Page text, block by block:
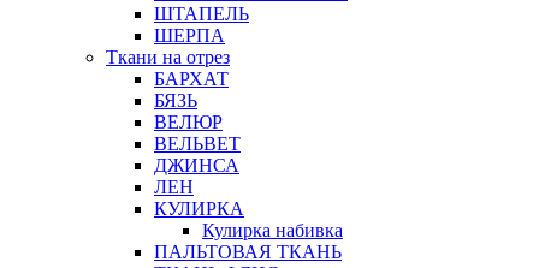
ШТАПЕЛЬ
ШЕРПА
Ткани на отрез
БАРХАТ
БЯЗЬ
ВЕЛЮР
ВЕЛЬВЕТ
ДЖИНСА
ЛЕН
КУЛИРКА
Кулирка набивка
ПАЛЬТОВАЯ ТКАНЬ